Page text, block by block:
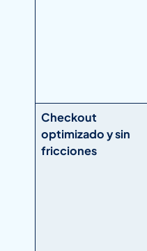
Checkout
optimizado y sin
fricciones